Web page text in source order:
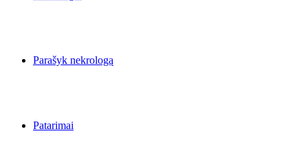
Parašyk nekrologą
Patarimai